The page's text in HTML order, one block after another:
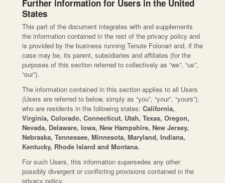
Further information for Users in the United
States
This part of the document integrates with and supplements
the information contained in the rest of the privacy policy and
is provided by the business running Tenute Folonari and, if the
case may be, its parent, subsidiaries and affiliates (for the
purposes of this section referred to collectively as “we”, “us”,
“our”).
The information contained in this section applies to all Users
(Users are referred to below, simply as “you”, “your”, “yours”),
who are residents in the following states: California,
Virginia, Colorado, Connecticut, Utah, Texas, Oregon,
Nevada, Delaware, Iowa, New Hampshire, New Jersey,
Nebraska, Tennessee, Minnesota, Maryland, Indiana,
Kentucky, Rhode Island and Montana.
For such Users, this information supersedes any other
possibly divergent or conflicting provisions contained in the
privacy policy.